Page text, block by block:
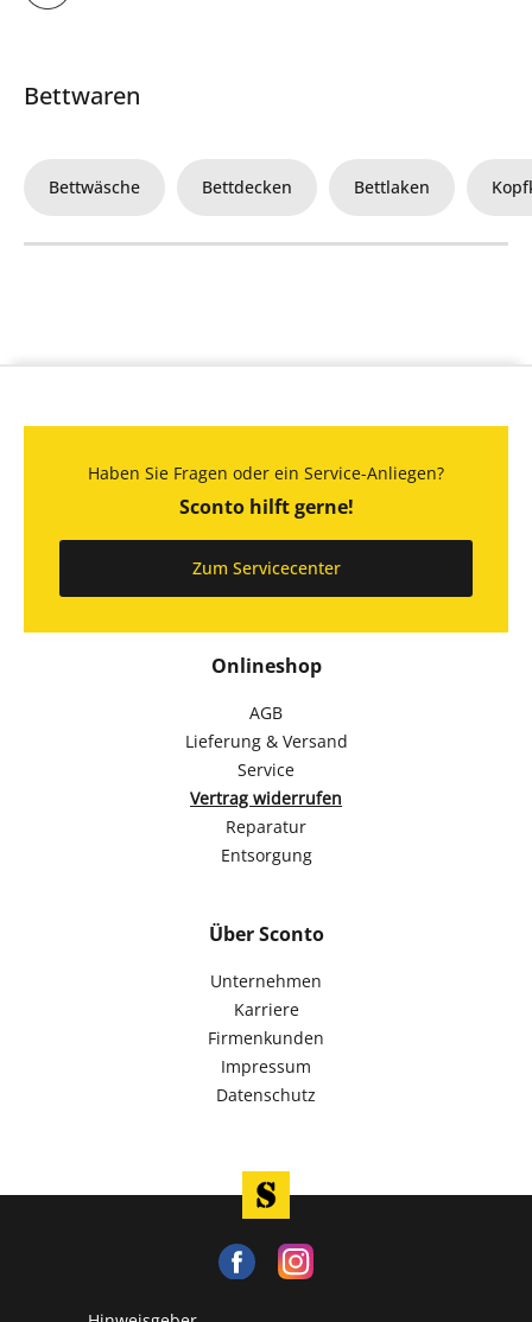
Bettwaren
Bettwäsche Bettdecken Bettlaken
Onlineshop
AGB
Lieferung & Versand
Service
Vertrag widerrufen
Reparatur
Entsorgung
Über Sconto
Unternehmen
Karriere
Firmenkunden
Impressum
Datenschutz
Haben Sie Fragen oder ein Service-Anliegen?
Sconto hilft gerne!
Zum Servicecenter